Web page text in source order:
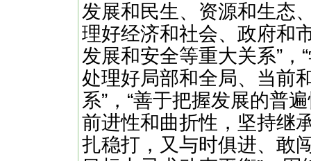
发展和民生、资源和生态
理好经济和社会、政府和
发展和安全等重大关系”，
处理好局部和全局、当前
系”，“善于把握发展的普
前进性和曲折性，坚持继
扎稳打，又与时俱进、敢